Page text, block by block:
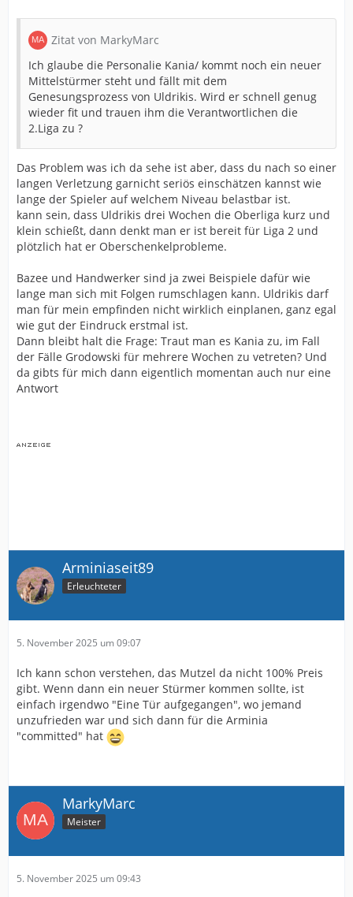
Zitat von MarkyMarc
Ich glaube die Personalie Kania/ kommt noch ein neuer
Mittelstürmer steht und fällt mit dem
Genesungsprozess von Uldrikis. Wird er schnell genug
wieder fit und trauen ihm die Verantwortlichen die
2.Liga zu ?
Das Problem was ich da sehe ist aber, dass du nach so einer
langen Verletzung garnicht seriös einschätzen kannst wie
lange der Spieler auf welchem Niveau belastbar ist.
kann sein, dass Uldrikis drei Wochen die Oberliga kurz und
klein schießt, dann denkt man er ist bereit für Liga 2 und
plötzlich hat er Oberschenkelprobleme.
Bazee und Handwerker sind ja zwei Beispiele dafür wie
lange man sich mit Folgen rumschlagen kann. Uldrikis darf
man für mein empfinden nicht wirklich einplanen, ganz egal
wie gut der Eindruck erstmal ist.
Dann bleibt halt die Frage: Traut man es Kania zu, im Fall
der Fälle Grodowski für mehrere Wochen zu vetreten? Und
da gibts für mich dann eigentlich momentan auch nur eine
Antwort
Arminiaseit89
Erleuchteter
5. November 2025 um 09:07
Ich kann schon verstehen, das Mutzel da nicht 100% Preis
gibt. Wenn dann ein neuer Stürmer kommen sollte, ist
einfach irgendwo "Eine Tür aufgegangen", wo jemand
unzufrieden war und sich dann für die Arminia
"committed" hat
MarkyMarc
Meister
5. November 2025 um 09:43